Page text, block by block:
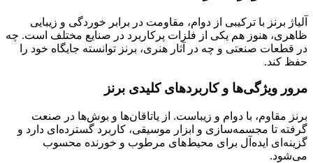
آلیاژ برنز با ترکیبی از دوام، مقاومت در برابر خوردگی و زیبایی
ظاهری، هنوز هم یکی از فلزات پرکاربرد در صنایع مختلف است. چه
در قطعات صنعتی و چه در آثار هنری، برنز توانسته جایگاه خود را
حفظ کند.
مرور ویژگی‌ها و کاربردهای کلیدی برنز
برنز مقاوم، با دوام و زیباست. از یاتاقان‌ها و بوش‌ها در صنعت
گرفته تا مجسمه‌سازی و ابزار موسیقی، کاربرد گسترده‌ای دارد و
گزینه‌ای ایده‌آل برای محیط‌های مرطوب و خورنده محسوب
می‌شود.